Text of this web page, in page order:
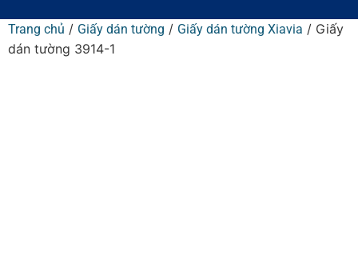
Trang chủ / Giấy dán tường / Giấy dán tường Xiavia / Giấy
dán tường 3914-1